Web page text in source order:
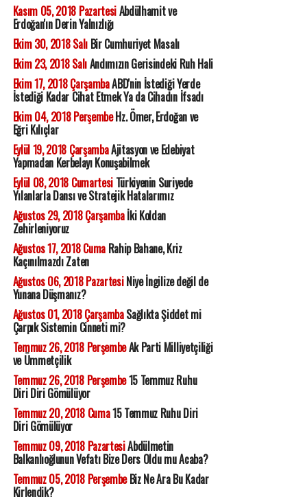
Kasım 05, 2018 PazartesiAbdülhamit ve
Erdoğan'ın Derin Yalnızlığı
Ekim 30, 2018 SalıBir Cumhuriyet Masalı
Ekim 23, 2018 SalıAndımızın Gerisindeki Ruh Hali
Ekim 17, 2018 ÇarşambaABD'nin İstediği Yerde
İstediği Kadar Cihat Etmek Ya da Cihadın İfsadı
Ekim 04, 2018 PerşembeHz. Ömer, Erdoğan ve
Eğri Kılıçlar
Eylül 19, 2018 ÇarşambaAjitasyon ve Edebiyat
Yapmadan Kerbelayı Konuşabilmek
Eylül 08, 2018 CumartesiTürkiyenin Suriyede
Yılanlarla Dansı ve Stratejik Hatalarımız
Ağustos 29, 2018 Çarşambaİki Koldan
Zehirleniyoruz
Ağustos 17, 2018 CumaRahip Bahane, Kriz
Kaçınılmazdı Zaten
Ağustos 06, 2018 PazartesiNiye İngilize değil de
Yunana Düşmanız?
Ağustos 01, 2018 ÇarşambaSağlıkta Şiddet mi
Çarpık Sistemin Cinneti mi?
Temmuz 26, 2018 PerşembeAk Parti Milliyetçiliği
ve Ümmetçilik
Temmuz 26, 2018 Perşembe15 Temmuz Ruhu
Diri Diri Gömülüyor
Temmuz 20, 2018 Cuma15 Temmuz Ruhu Diri
Diri Gömülüyor
Temmuz 09, 2018 PazartesiAbdülmetin
Balkanlıoğlunun Vefatı Bize Ders Oldu mu Acaba?
Temmuz 05, 2018 PerşembeBiz Ne Ara Bu Kadar
Kirlendik?